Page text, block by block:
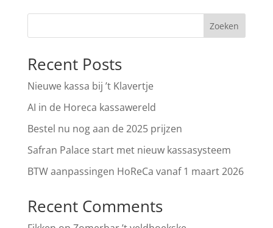
Zoeken
Recent Posts
Nieuwe kassa bij ’t Klavertje
AI in de Horeca kassawereld
Bestel nu nog aan de 2025 prijzen
Safran Palace start met nieuw kassasysteem
BTW aanpassingen HoReCa vanaf 1 maart 2026
Recent Comments